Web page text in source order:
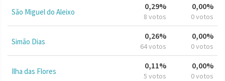
São Miguel do Aleixo
0,29%
8 votos
0,00%
0 votos
Simão Dias
0,26%
64 votos
0,00%
0 votos
Ilha das Flores
0,11%
5 votos
0,00%
0 votos